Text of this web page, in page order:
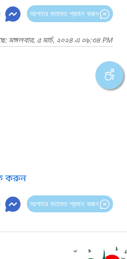
আপনার মতামত প্রদান করুন
মঙ্গলবার, ৫ মার্চ, ২০২৪ এ ০৯:৩৪ PM
করুন
আপনার মতামত প্রদান করুন